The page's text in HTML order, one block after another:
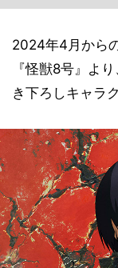
2024年4月から
『怪獣8号』よ
き下ろしキャラ